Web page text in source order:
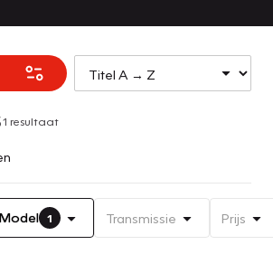
1 resultaat
Model 1 Transmissie Prijs